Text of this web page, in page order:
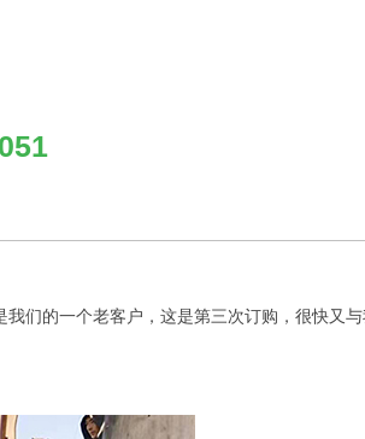
们的一个老客户，这是第三次订购，很快又